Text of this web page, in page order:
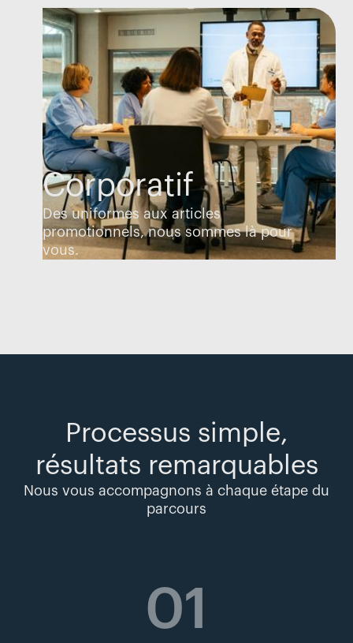
Corporatif
Des uniformes aux articles
promotionnels, nous sommes là pour
vous.
Processus simple,
résultats remarquables
Nous vous accompagnons à chaque étape du
parcours
01